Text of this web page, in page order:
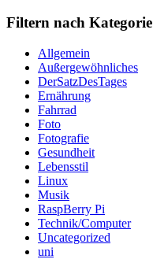
Filtern nach Kategorie
Allgemein
Außergewöhnliches
DerSatzDesTages
Ernährung
Fahrrad
Foto
Fotografie
Gesundheit
Lebensstil
Linux
Musik
RaspBerry Pi
Technik/Computer
Uncategorized
uni